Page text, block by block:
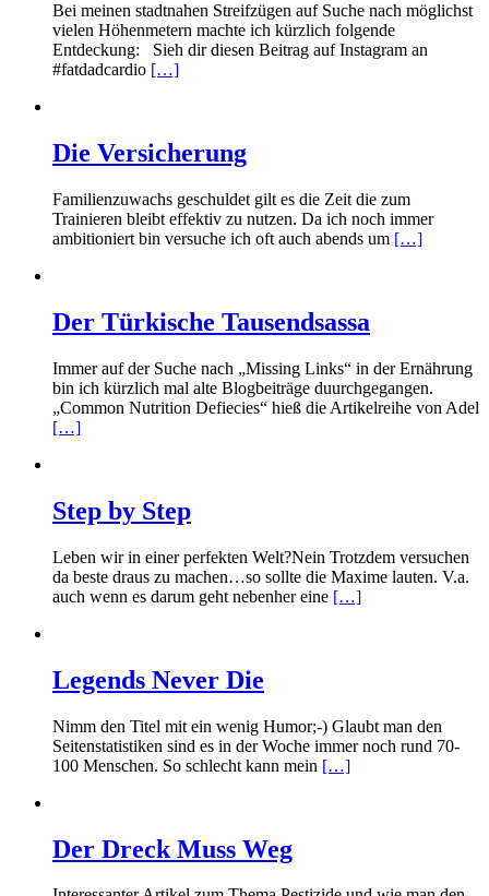
Bei meinen stadtnahen Streifzügen auf Suche nach möglichst
vielen Höhenmetern machte ich kürzlich folgende
Entdeckung: Sieh dir diesen Beitrag auf Instagram an
#fatdadcardio […]
Die Versicherung
Familienzuwachs geschuldet gilt es die Zeit die zum
Trainieren bleibt effektiv zu nutzen. Da ich noch immer
ambitioniert bin versuche ich oft auch abends um […]
Der Türkische Tausendsassa
Immer auf der Suche nach „Missing Links“ in der Ernährung
bin ich kürzlich mal alte Blogbeiträge duurchgegangen.
„Common Nutrition Defiecies“ hieß die Artikelreihe von Adel
[…]
Step by Step
Leben wir in einer perfekten Welt?Nein Trotzdem versuchen
da beste draus zu machen…so sollte die Maxime lauten. V.a.
auch wenn es darum geht nebenher eine […]
Legends Never Die
Nimm den Titel mit ein wenig Humor;-) Glaubt man den
Seitenstatistiken sind es in der Woche immer noch rund 70-
100 Menschen. So schlecht kann mein […]
Der Dreck Muss Weg